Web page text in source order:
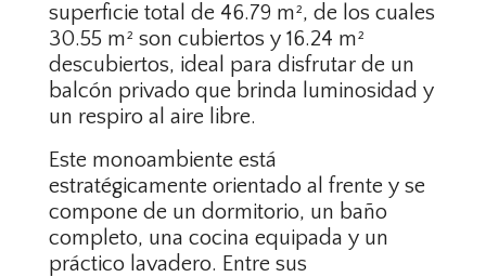
superficie total de 46.79 m², de los cuales
30.55 m² son cubiertos y 16.24 m²
descubiertos, ideal para disfrutar de un
balcón privado que brinda luminosidad y
un respiro al aire libre.
Este monoambiente está
estratégicamente orientado al frente y se
compone de un dormitorio, un baño
completo, una cocina equipada y un
práctico lavadero. Entre sus